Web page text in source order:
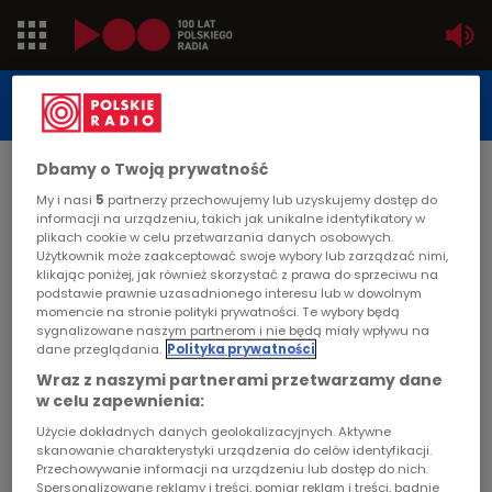
Jedynka
Trójka
Czwórka
PR24
Poland
Dzieci
STUDIO REPORTAŻU
POLSKIEGO RADIA
DATA PUBLIKACJI:
2009-10-02
STRONA GŁÓWNA>ARTYKUŁ
Kwidzyniacy
STUDIO REPORTAŻU I DOKUMENTU
Dbamy o Twoją prywatność
My i nasi 5 partnerzy przechowujemy lub uzyskujemy dostęp do
informacji na urządzeniu, takich jak unikalne identyfikatory w
plikach cookie w celu przetwarzania danych osobowych.
Użytkownik może zaakceptować swoje wybory lub zarządzać nimi,
klikając poniżej, jak również skorzystać z prawa do sprzeciwu na
podstawie prawnie uzasadnionego interesu lub w dowolnym
momencie na stronie polityki prywatności. Te wybory będą
sygnalizowane naszym partnerom i nie będą miały wpływu na
dane przeglądania. Polityka prywatności
Wraz z naszymi partnerami przetwarzamy dane
w celu zapewnienia:
Użycie dokładnych danych geolokalizacyjnych. Aktywne
skanowanie charakterystyki urządzenia do celów identyfikacji.
Przechowywanie informacji na urządzeniu lub dostęp do nich.
Spersonalizowane reklamy i treści, pomiar reklam i treści, badnie